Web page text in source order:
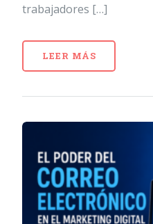
trabajadores […]
LEER MÁS